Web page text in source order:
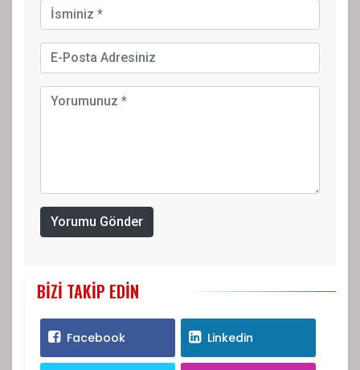
Yorumu Gönder
BIZI TAKIP EDIN
Facebook Linkedin